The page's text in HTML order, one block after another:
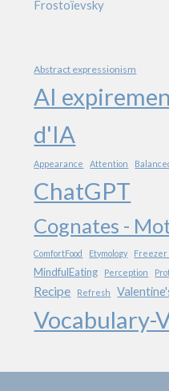
Frostoïevsky
Abstract expressionism
AI
d'IA
Appearance Attention
ChatGPT
Cognates -
ComfortFood Etymology
MindfulEating Perception
Recipe Refresh
Vocabulary-